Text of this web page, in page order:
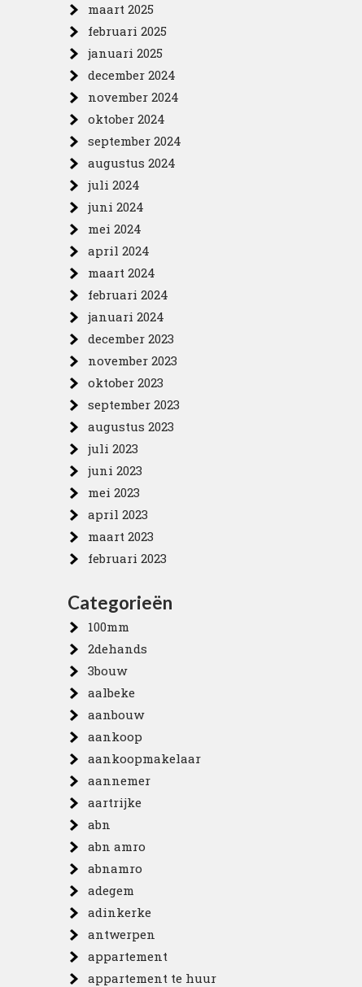
maart 2025
februari 2025
januari 2025
december 2024
november 2024
oktober 2024
september 2024
augustus 2024
juli 2024
juni 2024
mei 2024
april 2024
maart 2024
februari 2024
januari 2024
december 2023
november 2023
oktober 2023
september 2023
augustus 2023
juli 2023
juni 2023
mei 2023
april 2023
maart 2023
februari 2023
Categorieën
100mm
2dehands
3bouw
aalbeke
aanbouw
aankoop
aankoopmakelaar
aannemer
aartrijke
abn
abn amro
abnamro
adegem
adinkerke
antwerpen
appartement
appartement te huur